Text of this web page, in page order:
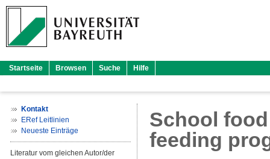
Startseite Browsen Suche Hilfe
Kontakt
ERef Leitlinien
Neueste Einträge
Literatur vom gleichen Autor/der
School
feeding